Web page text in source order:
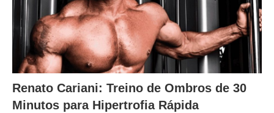
Renato Cariani: Treino de Ombros de 30
Minutos para Hipertrofia Rápida